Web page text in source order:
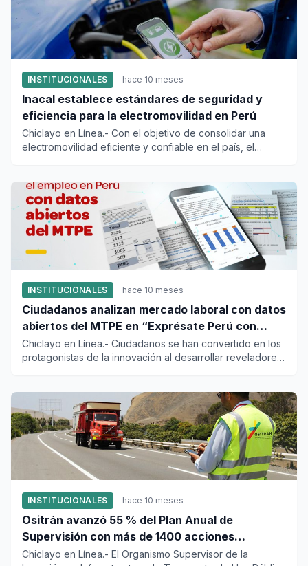
INSTITUCIONALES hace 10 meses
Inacal establece estándares de seguridad y
eficiencia para la electromovilidad en Perú
Chiclayo en Línea.- Con el objetivo de consolidar una
electromovilidad eficiente y confiable en el país, el
INSTITUCIONALES hace 10 meses
Ciudadanos analizan mercado laboral con datos
abiertos del MTPE en “Exprésate Perú con
Datos 2025”
Chiclayo en Línea.- Ciudadanos se han convertido en los
protagonistas de la innovación al desarrollar reveladores
INSTITUCIONALES hace 10 meses
Ositrán avanzó 55 % del Plan Anual de
Supervisión con más de 1400 acciones
ejecutadas en el año
Chiclayo en Línea.- El Organismo Supervisor de la